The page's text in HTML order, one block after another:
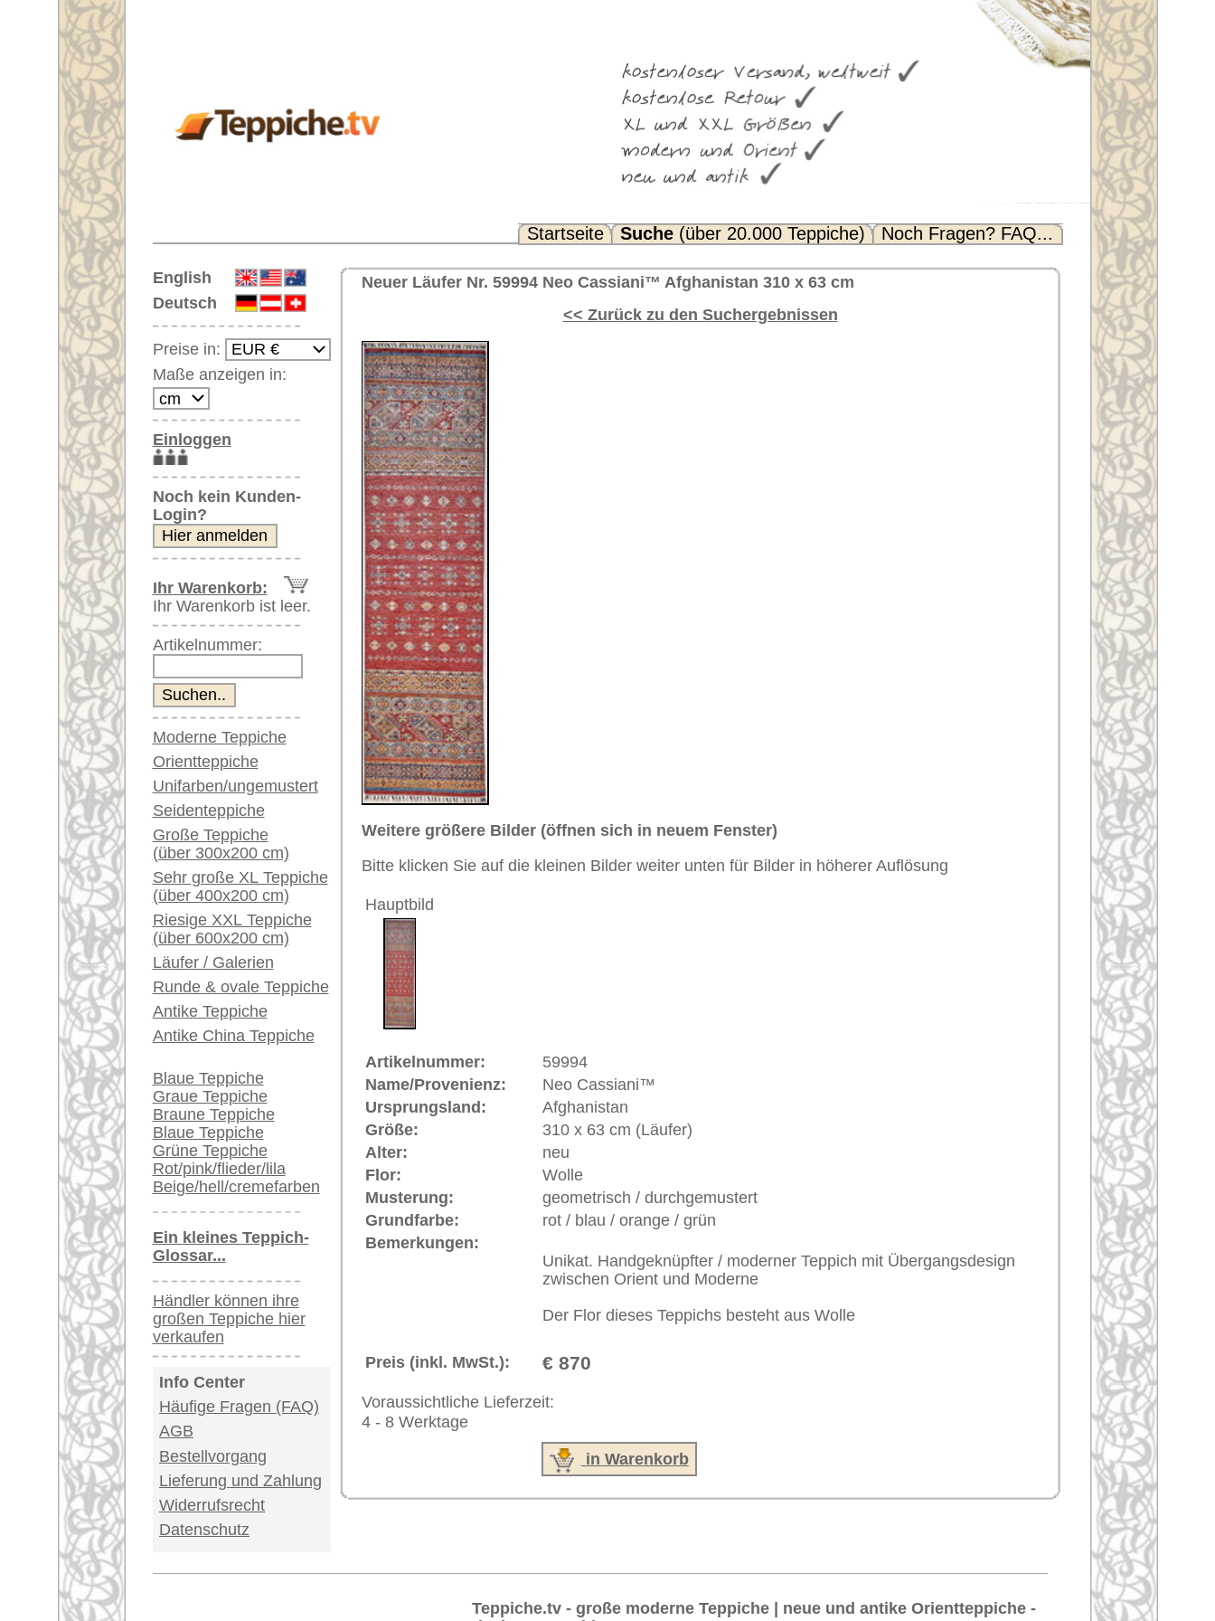
Noch Fragen? FAQ...
English
Deutsch
Preise in:
Maße anzeigen in:
Einloggen
Noch kein Kunden-
Login?
Ihr Warenkorb:
Ihr Warenkorb ist leer.
Artikelnummer:
Moderne Teppiche
Orientteppiche
Unifarben/ungemustert
Seidenteppiche
Große Teppiche
(über 300x200 cm)
Sehr große XL Teppiche
(über 400x200 cm)
Riesige XXL Teppiche
(über 600x200 cm)
Läufer / Galerien
Runde & ovale Teppiche
Antike Teppiche
Antike China Teppiche
Blaue Teppiche
Graue Teppiche
Braune Teppiche
Blaue Teppiche
Grüne Teppiche
Rot/pink/flieder/lila
Beige/hell/cremefarben
Ein kleines Teppich-
Glossar...
Händler können ihre
großen Teppiche hier
verkaufen
Info Center
Häufige Fragen (FAQ)
AGB
Bestellvorgang
Lieferung und Zahlung
Widerrufsrecht
Datenschutz
Weitere größere Bilder (öffnen sich in neuem Fenster)
Bitte klicken Sie auf die kleinen Bilder weiter unten für Bilder in höherer Auflösung
Hauptbild
59994
Name/Provenienz: Neo Cassiani™
Ursprungsland:
Afghanistan
310 x 63 cm (Läufer)
Alter: neu
Flor:
Wolle
Musterung:
geometrisch / durchgemustert
Grundfarbe:
Bemerkungen:
Unikat. Handgeknüpfter / moderner Teppich mit Übergangsdesign
Preis (inkl. MwSt.): € 870
Voraussichtliche Lieferzeit:
4 - 8 Werktage
in Warenkorb
riesige Auswahl
Deutschland / Österreich: +49 (0)40 450 4102
United Kingdom: +44 (0)20 7183 4544
USA / Canada: +1 646-688-1335
Impressum|Kontakt|Geschäftsbedingungen